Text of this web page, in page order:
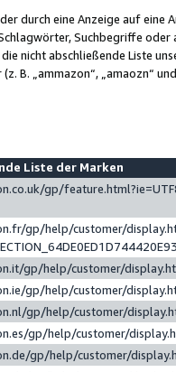
durch eine Anzeige auf
Suchbegriffe
nicht abschließende Liste
B. „ammazon“, „amaozn“
Liste der Marken
gp/
gp/help/customer/
gp/help/customer/
gp/help/customer/
gp/help/customer/
gp/help/customer/
gp/help/customer/